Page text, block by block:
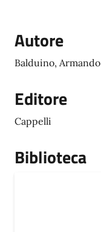
Autore
Balduino, Armando
Editore
Cappelli
Biblioteca